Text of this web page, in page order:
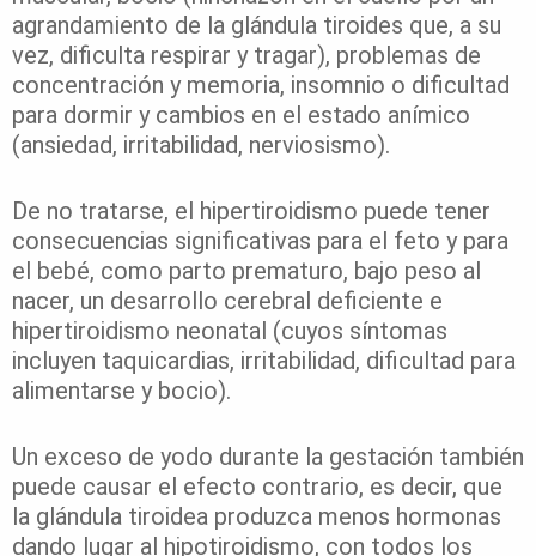
agrandamiento de la glándula tiroides que, a su
vez, dificulta respirar y tragar), problemas de
concentración y memoria, insomnio o dificultad
para dormir y cambios en el estado anímico
(ansiedad, irritabilidad, nerviosismo).
De no tratarse, el hipertiroidismo puede tener
consecuencias significativas para el feto y para
el bebé, como parto prematuro, bajo peso al
nacer, un desarrollo cerebral deficiente e
hipertiroidismo neonatal (cuyos síntomas
incluyen taquicardias, irritabilidad, dificultad para
alimentarse y bocio).
Un exceso de yodo durante la gestación también
puede causar el efecto contrario, es decir, que
la glándula tiroidea produzca menos hormonas
dando lugar al hipotiroidismo, con todos los